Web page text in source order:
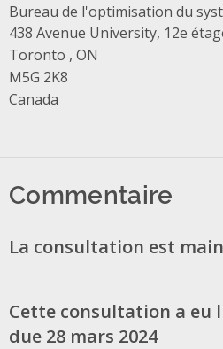
Bureau de l'optimisation du
Address
438 Avenue University, 12e
Toronto , ON
M5G 2K8
Canada
Commentaire
La consultation est
Cette consultation a eu
due 28 mars 2024